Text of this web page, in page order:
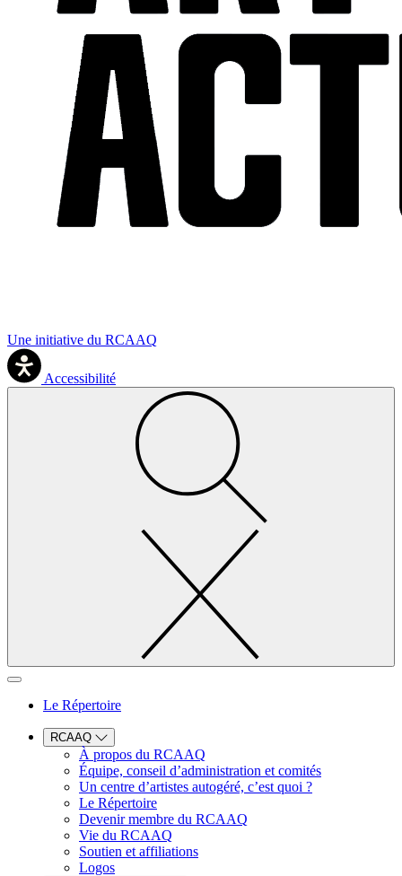
Une initiative du RCAAQ
Accessibilité
Le Répertoire
RCAAQ
À propos du RCAAQ
Équipe, conseil d’administration et comités
Un centre d’artistes autogéré, c’est quoi ?
Le Répertoire
Devenir membre du RCAAQ
Vie du RCAAQ
Soutien et affiliations
Logos